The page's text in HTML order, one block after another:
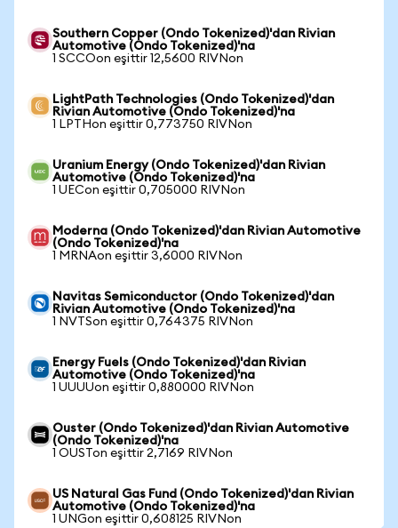
Southern Copper (Ondo Tokenized)'dan Rivian
Automotive (Ondo Tokenized)'na
1 SCCOon eşittir 12,5600 RIVNon
LightPath Technologies (Ondo Tokenized)'dan
Rivian Automotive (Ondo Tokenized)'na
1 LPTHon eşittir 0,773750 RIVNon
Uranium Energy (Ondo Tokenized)'dan Rivian
Automotive (Ondo Tokenized)'na
1 UECon eşittir 0,705000 RIVNon
Moderna (Ondo Tokenized)'dan Rivian Automotive
(Ondo Tokenized)'na
1 MRNAon eşittir 3,6000 RIVNon
Navitas Semiconductor (Ondo Tokenized)'dan
Rivian Automotive (Ondo Tokenized)'na
1 NVTSon eşittir 0,764375 RIVNon
Energy Fuels (Ondo Tokenized)'dan Rivian
Automotive (Ondo Tokenized)'na
1 UUUUon eşittir 0,880000 RIVNon
Ouster (Ondo Tokenized)'dan Rivian Automotive
(Ondo Tokenized)'na
1 OUSTon eşittir 2,7169 RIVNon
US Natural Gas Fund (Ondo Tokenized)'dan Rivian
Automotive (Ondo Tokenized)'na
1 UNGon eşittir 0,608125 RIVNon